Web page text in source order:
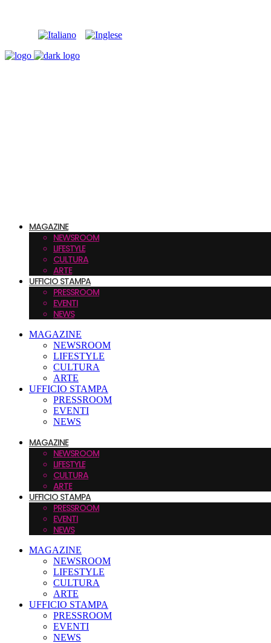
MAGAZINE
NEWSROOM
LIFESTYLE
CULTURA
ARTE
UFFICIO STAMPA
PRESSROOM
EVENTI
NEWS
MAGAZINE
NEWSROOM
LIFESTYLE
CULTURA
ARTE
UFFICIO STAMPA
PRESSROOM
EVENTI
NEWS
MAGAZINE
NEWSROOM
LIFESTYLE
CULTURA
ARTE
UFFICIO STAMPA
PRESSROOM
EVENTI
NEWS
MAGAZINE
NEWSROOM
LIFESTYLE
CULTURA
ARTE
UFFICIO STAMPA
PRESSROOM
EVENTI
NEWS